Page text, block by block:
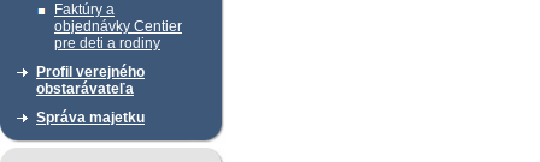
Faktúry a
objednávky Centier
pre deti a rodiny
Profil verejného
obstarávateľa
Správa majetku